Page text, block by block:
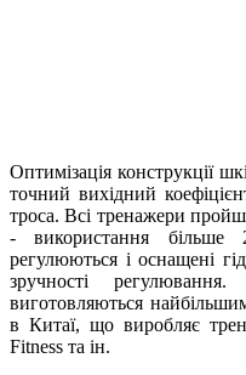
Оптимізація конструкції
точний вихідний
троса. Всі тренажери
- використання більше
регулюються і оснащені
зручності
виготовляються
в Китаї, що виробляє
Fitness та ін.